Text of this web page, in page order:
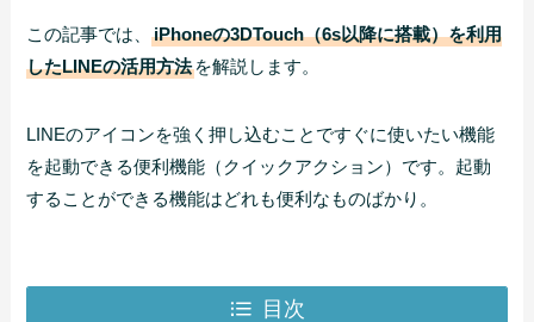
この記事では、iPhoneの3DTouch（6s以降に搭載）を利用
したLINEの活用方法 を解説します。
LINEのアイコンを強く押し込むことですぐに使いたい機能
を起動できる便利機能（クイックアクション）です。起動
することができる機能はどれも便利なものばかり。
目次